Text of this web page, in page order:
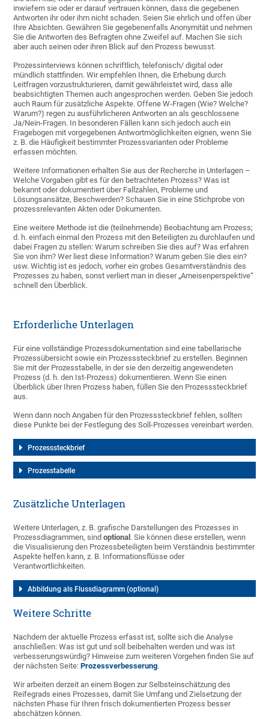
inwiefern sie oder er darauf vertrauen können, dass die gegebenen
Antworten ihr oder ihm nicht schaden. Seien Sie ehrlich und offen über
Ihre Absichten. Gewähren Sie gegebenenfalls Anonymität und nehmen
Sie die Antworten des Befragten ohne Zweifel auf. Machen Sie sich
aber auch seinen oder ihren Blick auf den Prozess bewusst.
Prozessinterviews können schriftlich, telefonisch/ digital oder
mündlich stattfinden. Wir empfehlen Ihnen, die Erhebung durch
Leitfragen vorzustrukturieren, damit gewährleistet wird, dass alle
beabsichtigten Themen auch angesprochen werden. Geben Sie jedoch
auch Raum für zusätzliche Aspekte. Offene W-Fragen (Wie? Welche?
Warum?) regen zu ausführlicheren Antworten an als geschlossene
Ja/Nein-Fragen. In besonderen Fällen kann sich jedoch auch ein
Fragebogen mit vorgegebenen Antwortmöglichkeiten eignen, wenn Sie
z. B. die Häufigkeit bestimmter Prozessvarianten oder Probleme
erfassen möchten.
Weitere Informationen erhalten Sie aus der Recherche in Unterlagen –
Welche Vorgaben gibt es für den betrachteten Prozess? Was ist
bekannt oder dokumentiert über Fallzahlen, Probleme und
Lösungsansätze, Beschwerden? Schauen Sie in eine Stichprobe von
prozessrelevanten Akten oder Dokumenten.
Eine weitere Methode ist die (teilnehmende) Beobachtung am Prozess;
d. h. einfach einmal den Prozess mit den Beteiligten zu durchlaufen und
dabei Fragen zu stellen: Warum schreiben Sie dies auf? Was erfahren
Sie von ihm? Wer liest diese Information? Warum geben Sie dies ein?
usw. Wichtig ist es jedoch, vorher ein grobes Gesamtverständnis des
Prozesses zu haben, sonst verliert man in dieser „Ameisenperspektive“
schnell den Überblick.
Erforderliche Unterlagen
Für eine vollständige Prozessdokumentation sind eine tabellarische
Prozessübersicht sowie ein Prozesssteckbrief zu erstellen. Beginnen
Sie mit der Prozesstabelle, in der sie den derzeitig angewendeten
Prozess (d. h. den Ist-Prozess) dokumentieren. Wenn Sie einen
Überblick über Ihren Prozess haben, füllen Sie den Prozesssteckbrief
aus.
Wenn dann noch Angaben für den Prozesssteckbrief fehlen, sollten
diese Punkte bei der Festlegung des Soll-Prozesses vereinbart werden.
Prozesssteckbrief
Prozesstabelle
Zusätzliche Unterlagen
Weitere Unterlagen, z. B. grafische Darstellungen des Prozesses in
Prozessdiagrammen, sindoptional . Sie können diese erstellen, wenn
die Visualisierung den Prozessbeteiligten beim Verständnis bestimmter
Aspekte helfen kann, z. B. Informationsflüsse oder
Verantwortlichkeiten.
Abbildung als Flussdiagramm (optional)
Weitere Schritte
Nachdem der aktuelle Prozess erfasst ist, sollte sich die Analyse
anschließen: Was ist gut und soll beibehalten werden und was ist
verbesserungswürdig? Hinweise zum weiteren Vorgehen finden Sie auf
der nächsten Seite:Prozessverbesserung.
Wir arbeiten derzeit an einem Bogen zur Selbsteinschätzung des
Reifegrads eines Prozesses, damit Sie Umfang und Zielsetzung der
nächsten Phase für Ihren frisch dokumentierten Prozess besser
abschätzen können.